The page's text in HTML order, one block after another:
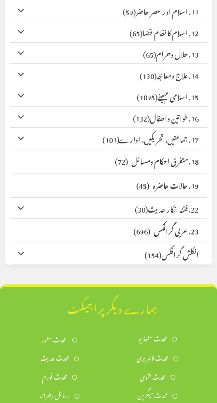
11. اسلام اور عصر حاضر
(59)
12. اسلام کا نظام قضا
(65)
13. حلال وحرام
(65)
14. علاج ومعالجہ
(130)
15. اسلامی مہینے
(1095)
16. خواتین واطفال
(132)
17. جماعتیں، تحریکیں، ادارے
(101)
18. متفرق احکام ومسائل
(72)
19. حالات حاضرہ
(45)
22. فتنہ انکار حدیث
(30)
23. عربی گرافکس
(696)
انگلش گرافکس(154)
ہمارے دیگر پراجیکٹ
محدث سٹوڈیو
محدث سٹور
محدث لائبریری
محدث حدیث
محدث فتویٰ
محدث فورم
محدث میگزین
رسائل وجرائد